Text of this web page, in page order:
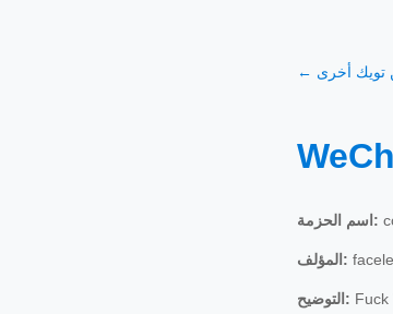
تويك أخرى
اسم الحزمة:
المؤلف:
التوضيح: Fuck